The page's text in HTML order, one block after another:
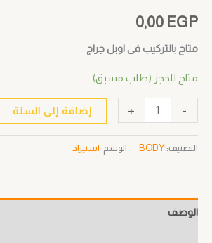
0,00 EGP
متاح بالتركيب فى اوبل جراج
متاح للحجز (طلب مسبق)
-
+ إضافة إلى السلة
التصنيف: BODY الوسم: استيراد
الوصف